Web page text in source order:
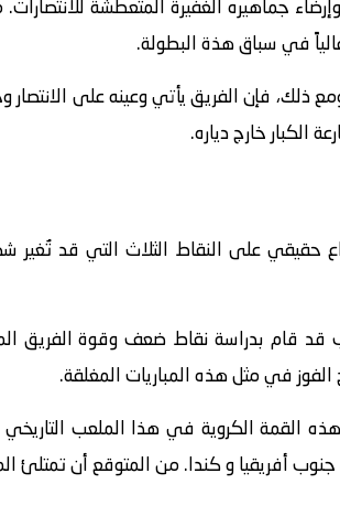
جماهيره الغفيرة المتعطشة
في سباق هذة البطولة.
فإن الفريق يأتي وعينه على
الكبار خارج دياره.
على النقاط الثلاث التي قد
قد قام بدراسة نقاط ضعف وقوة
في مثل هذه المباريات المغلقة.
القمة الكروية في هذا الملعب
أفريقيا و كندا. من المتوقع أن تمتلئ